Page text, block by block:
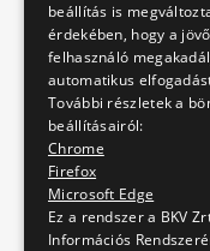
beállítás is
érdekében, hogy a
felhasználó
automatikus
További részletek a
beállításairól:
Chrome
Firefox
Microsoft Edge
Ez a rendszer a BKV
Információs